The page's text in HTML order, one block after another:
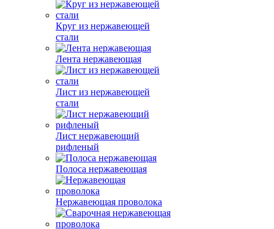
Круг из нержавеющей
стали
Лента нержавеющая
Лист из нержавеющей
стали
Лист нержавеющий
рифленый
Полоса нержавеющая
Нержавеющая проволока